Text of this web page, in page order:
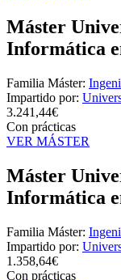
Máster
Informática
Familia Máster:
Impartido por:
3.241,44€
Con prácticas
VER MÁSTER
Máster
Informática
Familia Máster:
Impartido por:
1.358,64€
Con prácticas